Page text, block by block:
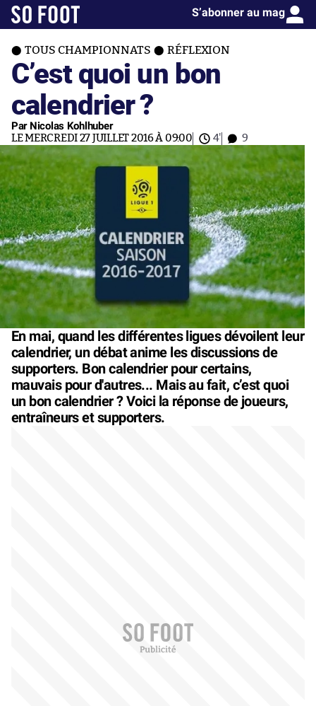
S’abonner au mag
TOUS CHAMPIONNATS RÉFLEXION
C’est quoi un bon
calendrier ?
Par Nicolas Kohlhuber
LE MERCREDI 27 JUILLET 2016 À 09:00 4' 9
En mai, quand les différentes ligues dévoilent leur
calendrier, un débat anime les discussions de
supporters. Bon calendrier pour certains,
mauvais pour d'autres... Mais au fait, c’est quoi
un bon calendrier ? Voici la réponse de joueurs,
entraîneurs et supporters.